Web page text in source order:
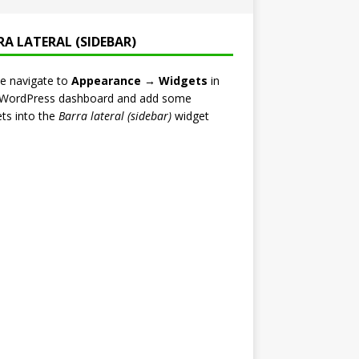
LATERAL (SIDEBAR)
navigate to Appearance → Widgets in
dashboard and add some
into the Barra lateral (sidebar)widget